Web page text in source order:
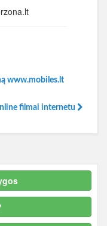
www.mobiles.lt
filmai internetu